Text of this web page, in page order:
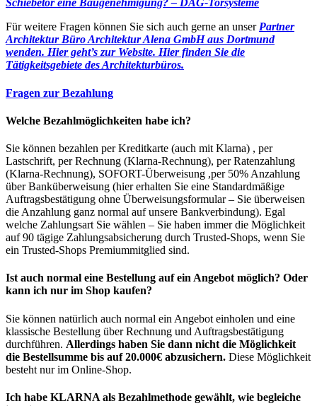
Schiebetor eine Baugenehmigung? – DAG-Torsysteme
Für weitere Fragen können Sie sich auch gerne an unser Partner
Architektur Büro Architektur Alena GmbH aus Dortmund
wenden. Hier geht’s zur Website. Hier finden Sie die
Tätigkeitsgebiete des Architekturbüros.
Fragen zur Bezahlung
Welche Bezahlmöglichkeiten habe ich?
Sie können bezahlen per Kreditkarte (auch mit Klarna) , per
Lastschrift, per Rechnung (Klarna-Rechnung), per Ratenzahlung
(Klarna-Rechnung), SOFORT-Überweisung ,per 50% Anzahlung
über Banküberweisung (hier erhalten Sie eine Standardmäßige
Auftragsbestätigung ohne Überweisungsformular – Sie überweisen
die Anzahlung ganz normal auf unsere Bankverbindung). Egal
welche Zahlungsart Sie wählen – Sie haben immer die Möglichkeit
auf 90 tägige Zahlungsabsicherung durch Trusted-Shops, wenn Sie
ein Trusted-Shops Premiummitglied sind.
Ist auch normal eine Bestellung auf ein Angebot möglich? Oder
kann ich nur im Shop kaufen?
Sie können natürlich auch normal ein Angebot einholen und eine
klassische Bestellung über Rechnung und Auftragsbestätigung
durchführen. Allerdings haben Sie dann nicht die Möglichkeit
die Bestellsumme bis auf 20.000€ abzusichern. Diese Möglichkeit
besteht nur im Online-Shop.
Ich habe KLARNA als Bezahlmethode gewählt, wie begleiche